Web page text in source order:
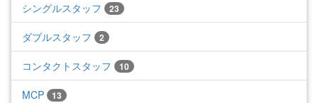
シングルスタッフ 23
ダブルスタッフ 2
コンタクトスタッフ 10
MCP 13